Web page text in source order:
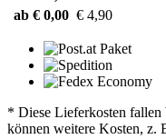
ab € 0,00 € 4,90
* Diese Lieferkosten fallen
können weitere Kosten, z.